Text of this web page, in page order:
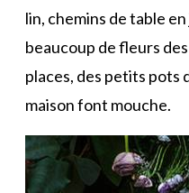
lin, chemins de table
beaucoup de fleurs
places, des petits pots
maison font mouche.